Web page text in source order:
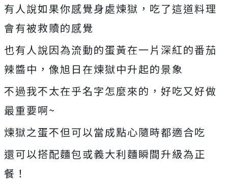
有人說如果你感覺身處煉獄，吃了這道料理
會有被救贖的感覺
也有人說因為流動的蛋黃在一片深紅的番茄
辣醬中，像旭日在煉獄中升起的景象
不過我不太在乎名字怎麼來的，好吃又好做
最重要啊~
煉獄之蛋不但可以當成點心隨時都適合吃
還可以搭配麵包或義大利麵瞬間升級為正
餐！